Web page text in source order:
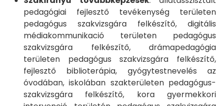
pedagógiai fejlesztő tevékenység területen
pedagógus szakvizsgára felkészítő, digitális
médiakommunikació területen pedagógus
szakvizsgára felkészítő, drámapedagógia
területen pedagógus szakvizsgára felkészítő,
fejlesztő biblioterápia, gyógytestnevelés az
óvodában, iskolában szakterületen pedagógus-
szakvizsgára felkészítő, kora gyermekkori